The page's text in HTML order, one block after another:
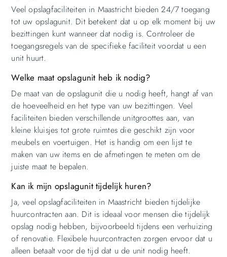
Veel opslagfaciliteiten in Maastricht bieden 24/7 toegang
tot uw opslagunit. Dit betekent dat u op elk moment bij uw
bezittingen kunt wanneer dat nodig is. Controleer de
toegangsregels van de specifieke faciliteit voordat u een
unit huurt.
Welke maat opslagunit heb ik nodig?
De maat van de opslagunit die u nodig heeft, hangt af van
de hoeveelheid en het type van uw bezittingen. Veel
faciliteiten bieden verschillende unitgroottes aan, van
kleine kluisjes tot grote ruimtes die geschikt zijn voor
meubels en voertuigen. Het is handig om een lijst te
maken van uw items en de afmetingen te meten om de
juiste maat te bepalen.
Kan ik mijn opslagunit tijdelijk huren?
Ja, veel opslagfaciliteiten in Maastricht bieden tijdelijke
huurcontracten aan. Dit is ideaal voor mensen die tijdelijk
opslag nodig hebben, bijvoorbeeld tijdens een verhuizing
of renovatie. Flexibele huurcontracten zorgen ervoor dat u
alleen betaalt voor de tijd dat u de unit nodig heeft.